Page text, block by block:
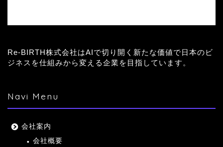
Re-BIRTH株式会社はAIで切り開く新たな価値で日本のビ
ジネスを仕組みから変える企業を目指しています。
Navi Menu
会社案内
会社概要